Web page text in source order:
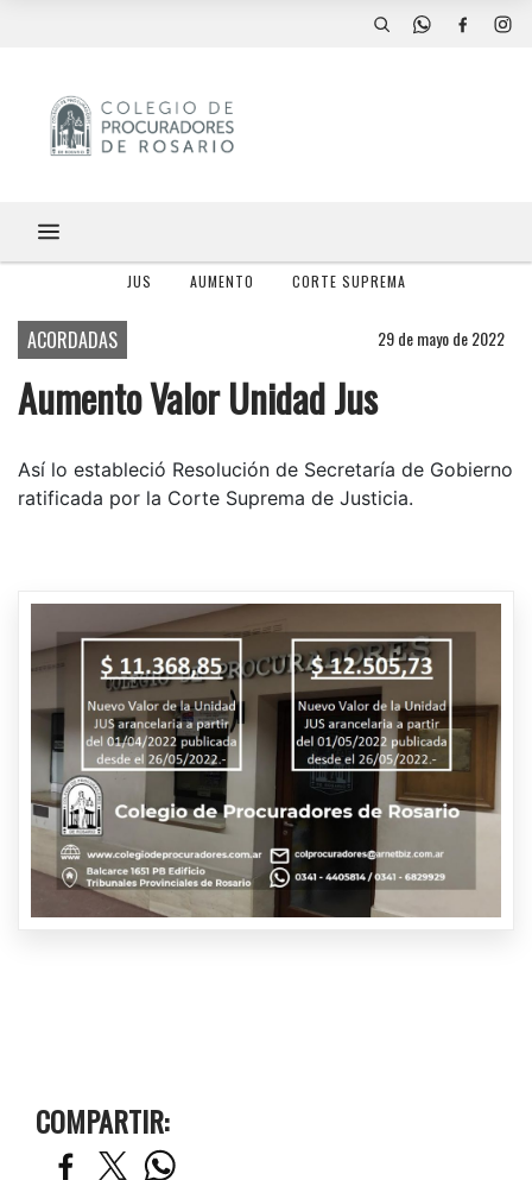
JUS AUMENTO CORTE SUPREMA
ACORDADAS 29 de mayo de 2022
Aumento Valor Unidad Jus
Así lo estableció Resolución de Secretaría de Gobierno
ratificada por la Corte Suprema de Justicia.
COMPARTIR: